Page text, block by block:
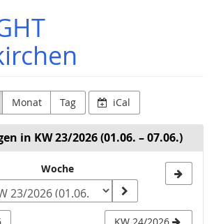
Monat Tag iCal
in KW 23/2026 (01.06. – 07.06.)
Woche
KW 24/2026